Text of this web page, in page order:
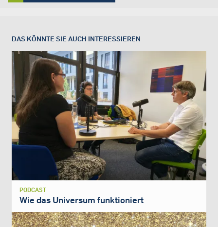
DAS KÖNNTE SIE AUCH INTERESSIEREN
PODCAST
Wie das Universum funktioniert